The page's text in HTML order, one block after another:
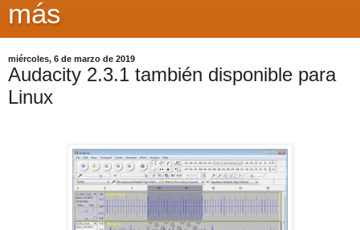
más
miércoles, 6 de marzo de 2019
Audacity 2.3.1 también disponible para
Linux